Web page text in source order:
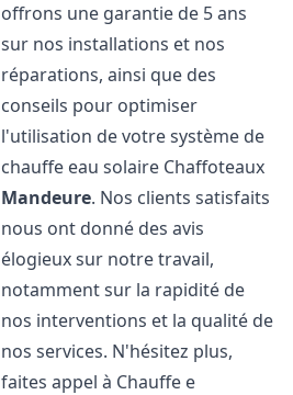
offrons une garantie de 5 ans
sur nos installations et nos
réparations, ainsi que des
conseils pour optimiser
l'utilisation de votre système de
chauffe eau solaire Chaffoteaux
Mandeure. Nos clients satisfaits
nous ont donné des avis
élogieux sur notre travail,
notamment sur la rapidité de
nos interventions et la qualité de
nos services. N'hésitez plus,
faites appel à Chauffe e